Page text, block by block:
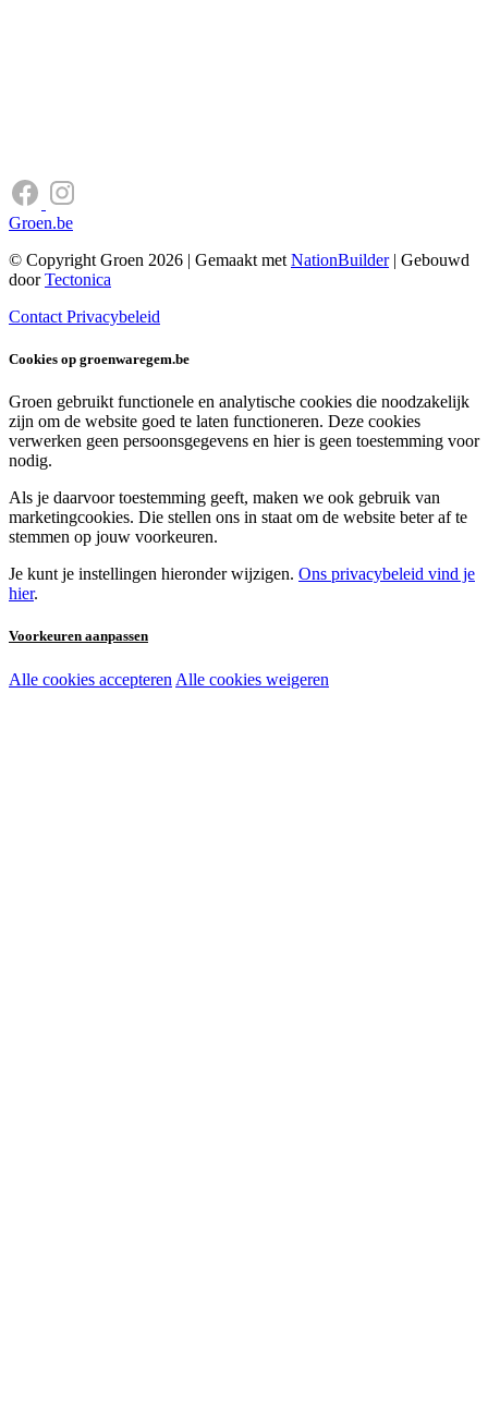
Groen.be
© Copyright Groen 2026 | Gemaakt met NationBuilder| Gebouwd
doorTectonica
Contact Privacybeleid
Cookies op groenwaregem.be
Groen gebruikt functionele en analytische cookies die noodzakelijk
zijn om de website goed te laten functioneren. Deze cookies
verwerken geen persoonsgegevens en hier is geen toestemming voor
nodig.
Als je daarvoor toestemming geeft, maken we ook gebruik van
marketingcookies. Die stellen ons in staat om de website beter af te
stemmen op jouw voorkeuren.
Je kunt je instellingen hieronder wijzigen. Ons privacybeleid vind je
hier.
Voorkeuren aanpassen
Noodzakelijke cookies:
Alle cookies accepteren Alle cookies weigeren